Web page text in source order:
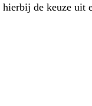
de keuze uit